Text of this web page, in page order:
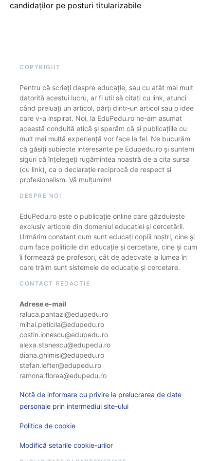
candidaților pe posturi titularizabile
COPYRIGHT
Pentru că scrieți despre educație, sau cu atât mai mult
datorită acestui lucru, ar fi util să citați cu link, atunci
când preluați un articol, părți dintr-un articol sau o idee
care v-a inspirat. Noi, la EduPedu.ro ne-am asumat
această conduită etică și sperăm că și publicațiile cu
mult mai multă experiență vor face la fel. Ne bucurăm
că găsiți subiecte interesante pe Edupedu.ro și suntem
siguri că înțelegeți rugămintea noastră de a cita sursa
(cu link), ca o declarație reciprocă de respect și
profesionalism. Vă mulțumim!
DESPRE NOI
EduPedu.ro este o publicație online care găzduiește
exclusiv articole din domeniul educației și cercetării.
Urmărim constant cum sunt educați copiii noștri, cine și
cum face politicile din educație și cercetare, cine și cum
îi formează pe profesori, cât de adecvate la lumea în
care trăim sunt sistemele de educație și cercetare.
CONTACT REDACȚIE
Adrese e-mail
raluca.pantazi@edupedu.ro
mihai.peticila@edupedu.ro
costin.ionescu@edupedu.ro
alexa.stanescu@edupedu.ro
diana.ghimisi@edupedu.ro
stefan.lefter@edupedu.ro
ramona.florea@edupedu.ro
Notă de informare cu privire la prelucrarea de date
personale prin intermediul site-ului
Politica de cookie
Modifică setarile cookie-urilor